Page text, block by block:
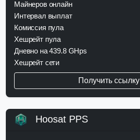
Майнеров онлайн
Интервал выплат
Комиссия пула
Хешрейт пула
Дневно на 439.8 GHps
Хешрейт сети
Получить ссылку
Hoosat PPS